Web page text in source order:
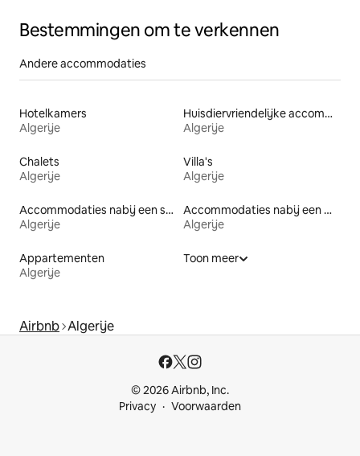
Bestemmingen om te verkennen
Andere accommodaties
Hotelkamers
Algerije
Huisdiervriendelijke accommodaties
Algerije
Chalets
Algerije
Villa's
Algerije
Accommodaties nabij een strand
Algerije
Accommodaties nabij een meer
Algerije
Appartementen
Algerije
Toon meer
Airbnb Algerije
© 2026 Airbnb, Inc.
Privacy
Voorwaarden